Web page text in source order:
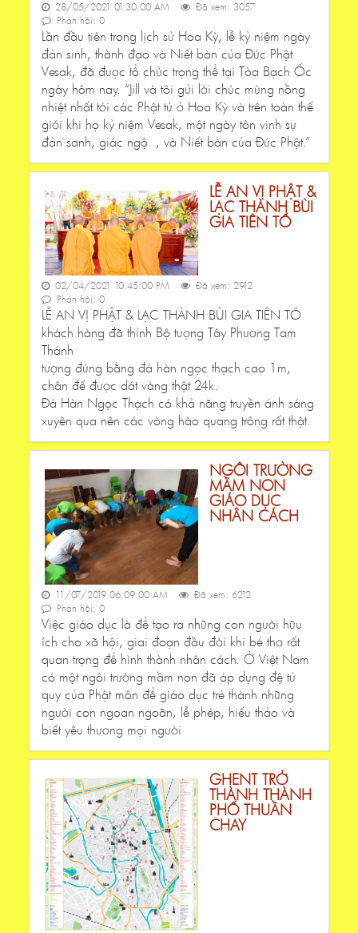
28/05/2021 01:30:00 AM
Đã xem: 3057
Phản hồi: 0
Lần đầu tiên trong lịch sử Hoa Kỳ, lễ kỷ niệm ngày
đản sinh, thành đạo và Niết bàn của Đức Phật
Vesak, đã được tổ chức trọng thể tại Tòa Bạch Ốc
ngày hôm nay. “Jill và tôi gửi lời chúc mừng nồng
nhiệt nhất tới các Phật tử ở Hoa Kỳ và trên toàn thế
giới khi họ kỷ niệm Vesak, một ngày tôn vinh sự
đản sanh, giác ngộ. , và Niết bàn của Đức Phật.”
LỄ AN VỊ PHẬT &
LẠC THÀNH BÙI
GIA TIÊN TỔ
02/04/2021 10:45:00 PM
Đã xem: 2912
Phản hồi: 0
LỄ AN VỊ PHẬT & LẠC THÀNH BÙI GIA TIÊN TỔ
khách hàng đã thỉnh Bộ tượng Tây Phương Tam
Thánh
tượng đứng bằng đá hàn ngọc thạch cao 1m,
chân đế được dát vàng thật 24k.
Đá Hàn Ngọc Thạch có khả năng truyền ánh sáng
xuyên qua nên các vòng hào quang trông rất thật.
NGÔI TRƯỜNG
MẦM NON
GIÁO DỤC
NHÂN CÁCH
11/07/2019 06:09:00 AM
Đã xem: 6212
Phản hồi: 0
Việc giáo dục là để tạo ra những con người hữu
ích cho xã hội, giai đoạn đầu đời khi bé thơ rất
quan trọng để hình thành nhân cách. Ở Việt Nam
có một ngôi trường mầm non đã áp dụng đệ tử
quy của Phật môn để giáo dục trẻ thành những
người con ngoan ngoãn, lễ phép, hiếu thảo và
biết yêu thương mọi người
GHENT TRỞ
THÀNH THÀNH
PHỐ THUẦN
CHAY